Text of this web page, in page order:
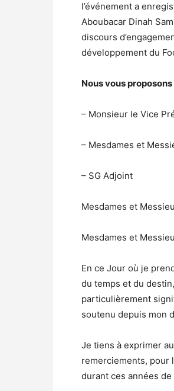
l’événement a
Aboubacar Dinah
discours
développement du
Nous vous
– Monsieur le Vice
– Mesdames et
– SG Adjoint
Mesdames et
Mesdames et
En ce Jour où je
du temps et du
particulièrement
soutenu depuis mon
Je tiens à exprimer
remerciements, pour
durant ces années